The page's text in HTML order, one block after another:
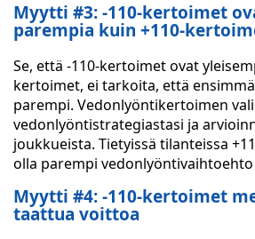
Myytti #3: -110-kertoimet
parempia kuin +110-
Se, että -110-kertoimet ovat
kertoimet, ei tarkoita, että
parempi. Vedonlyöntikertoimen
vedonlyöntistrategiastasi ja
joukkueista. Tietyissä tilanteissa
olla parempi
Myytti #4: -110-kertoimet
taattua voittoa